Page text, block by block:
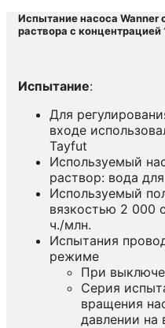
Испытание насоса Wanner
раствора с концентрацией
Испытание:
Для
входе
Tayfut
Используемый
раствор: вода
Используемый
вязкостью 2 000
ч./млн.
Испытания
режиме
При
Серия
вращения
давлении на